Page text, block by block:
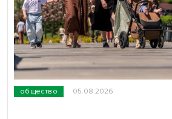
общество 05.08.2026